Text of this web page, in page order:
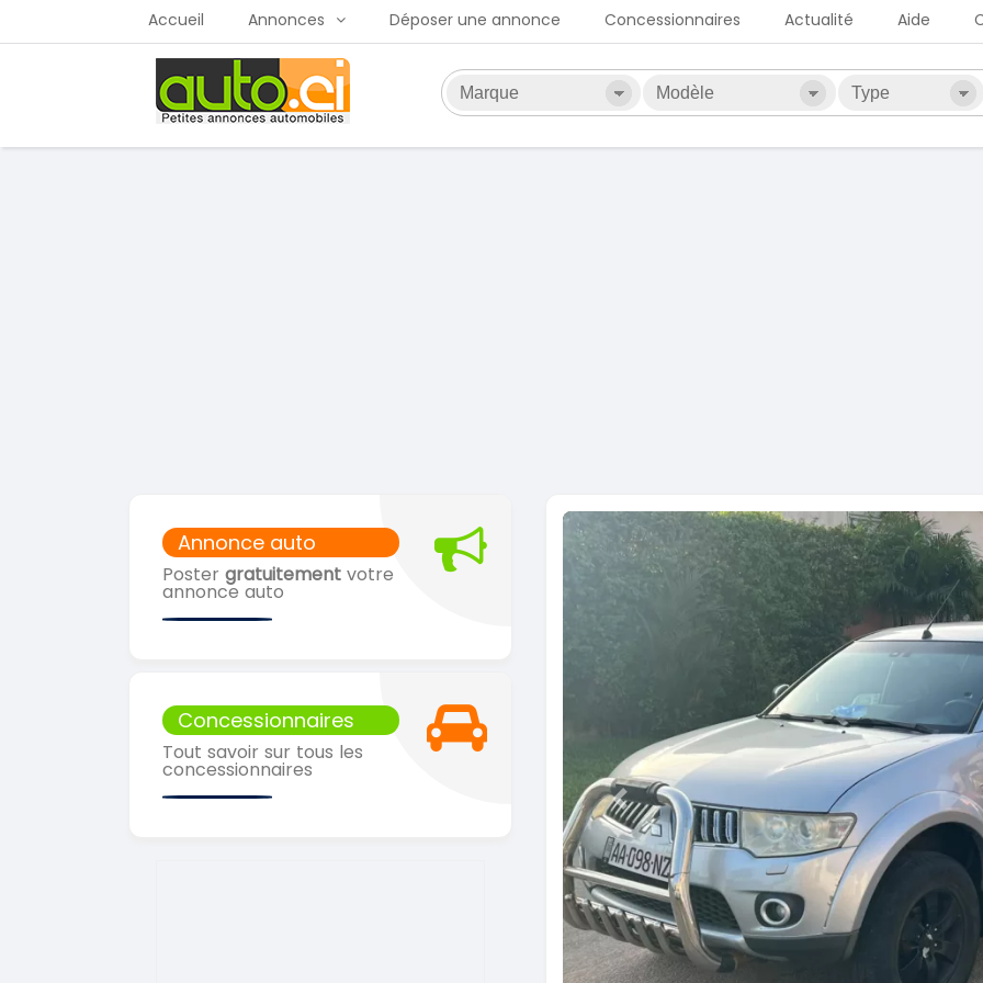
Accueil Annonces Déposer une annonce Concessionnaires Actualité Aide
Annonce auto
Poster gratuitement votre
annonce auto
Concessionnaires
Tout savoir sur tous les
concessionnaires
Previous